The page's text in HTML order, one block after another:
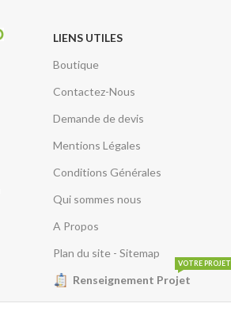
LIENS UTILES
Boutique
Contactez-Nous
Demande de devis
Mentions Légales
Conditions Générales
Qui sommes nous
A Propos
Plan du site - Sitemap
Renseignement Projet
VOTRE PROJET